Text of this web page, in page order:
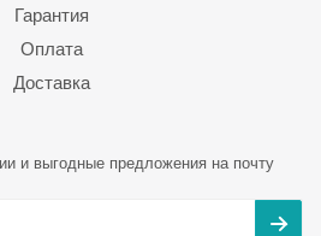
Гарантия
Оплата
Доставка
и выгодные предложения на почту